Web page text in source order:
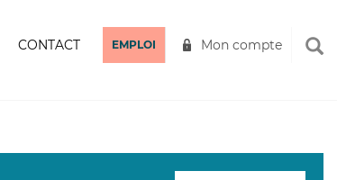
CONTACT EMPLOI Mon compte